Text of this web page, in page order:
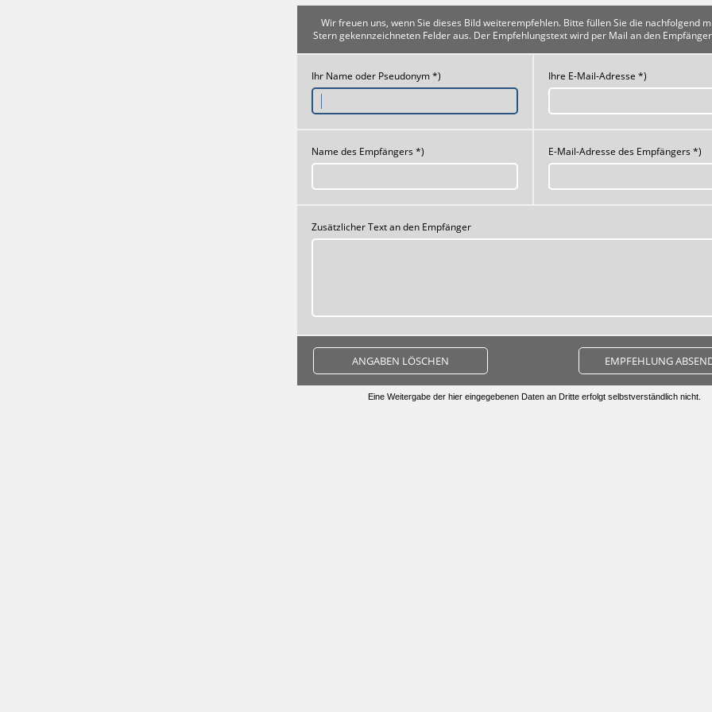
Wir freuen uns, wenn Sie dieses Bild weiterempfehlen. Bitte füllen Sie die nachfolgend
Stern gekennzeichneten Felder aus. Der Empfehlungstext wird per Mail an den
Ihr Name oder Pseudonym *) Ihre E-Mail-Adresse *)
Name des Empfängers *) E-Mail-Adresse des Empfängers *)
Zusätzlicher Text an den Empfänger
ANGABEN LÖSCHEN EMPFEHLUNG
Eine Weitergabe der hier eingegebenen Daten an Dritte erfolgt selbstverständlich nicht.